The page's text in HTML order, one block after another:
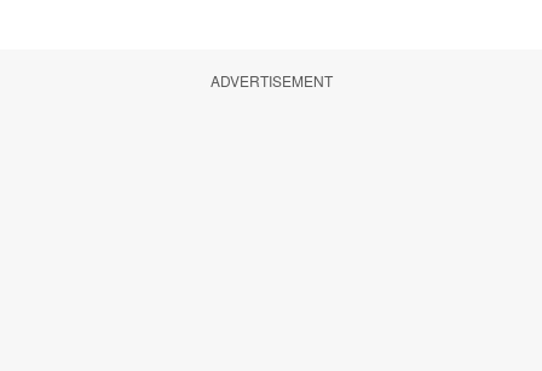
ADVERTISEMENT